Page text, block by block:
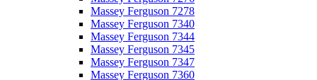
Massey Ferguson 7278
Massey Ferguson 7340
Massey Ferguson 7344
Massey Ferguson 7345
Massey Ferguson 7347
Massey Ferguson 7360